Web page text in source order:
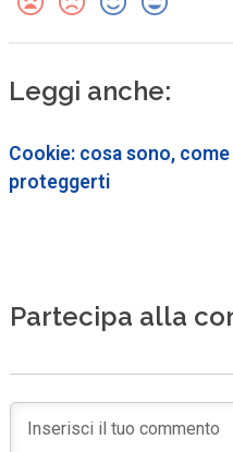
Leggi anche:
Cookie: cosa sono,
proteggerti
Partecipa alla